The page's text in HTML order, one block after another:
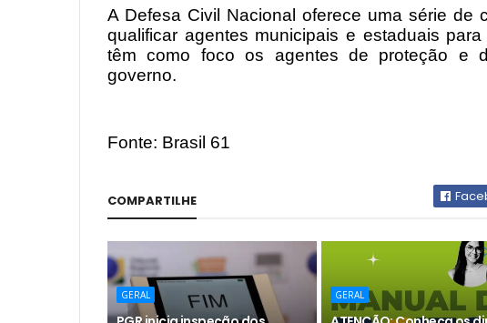
A Defesa Civil Nacional oferece uma série de
qualificar agentes municipais e estaduais
têm como foco os agentes de proteção e
governo.
Fonte: Brasil 61
COMPARTILHE
GERAL GERAL